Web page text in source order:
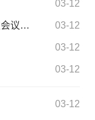
03-12
赵乐际：在十四届全国人大四次会议闭幕会上的讲话 03-12
03-12
03-12
03-12